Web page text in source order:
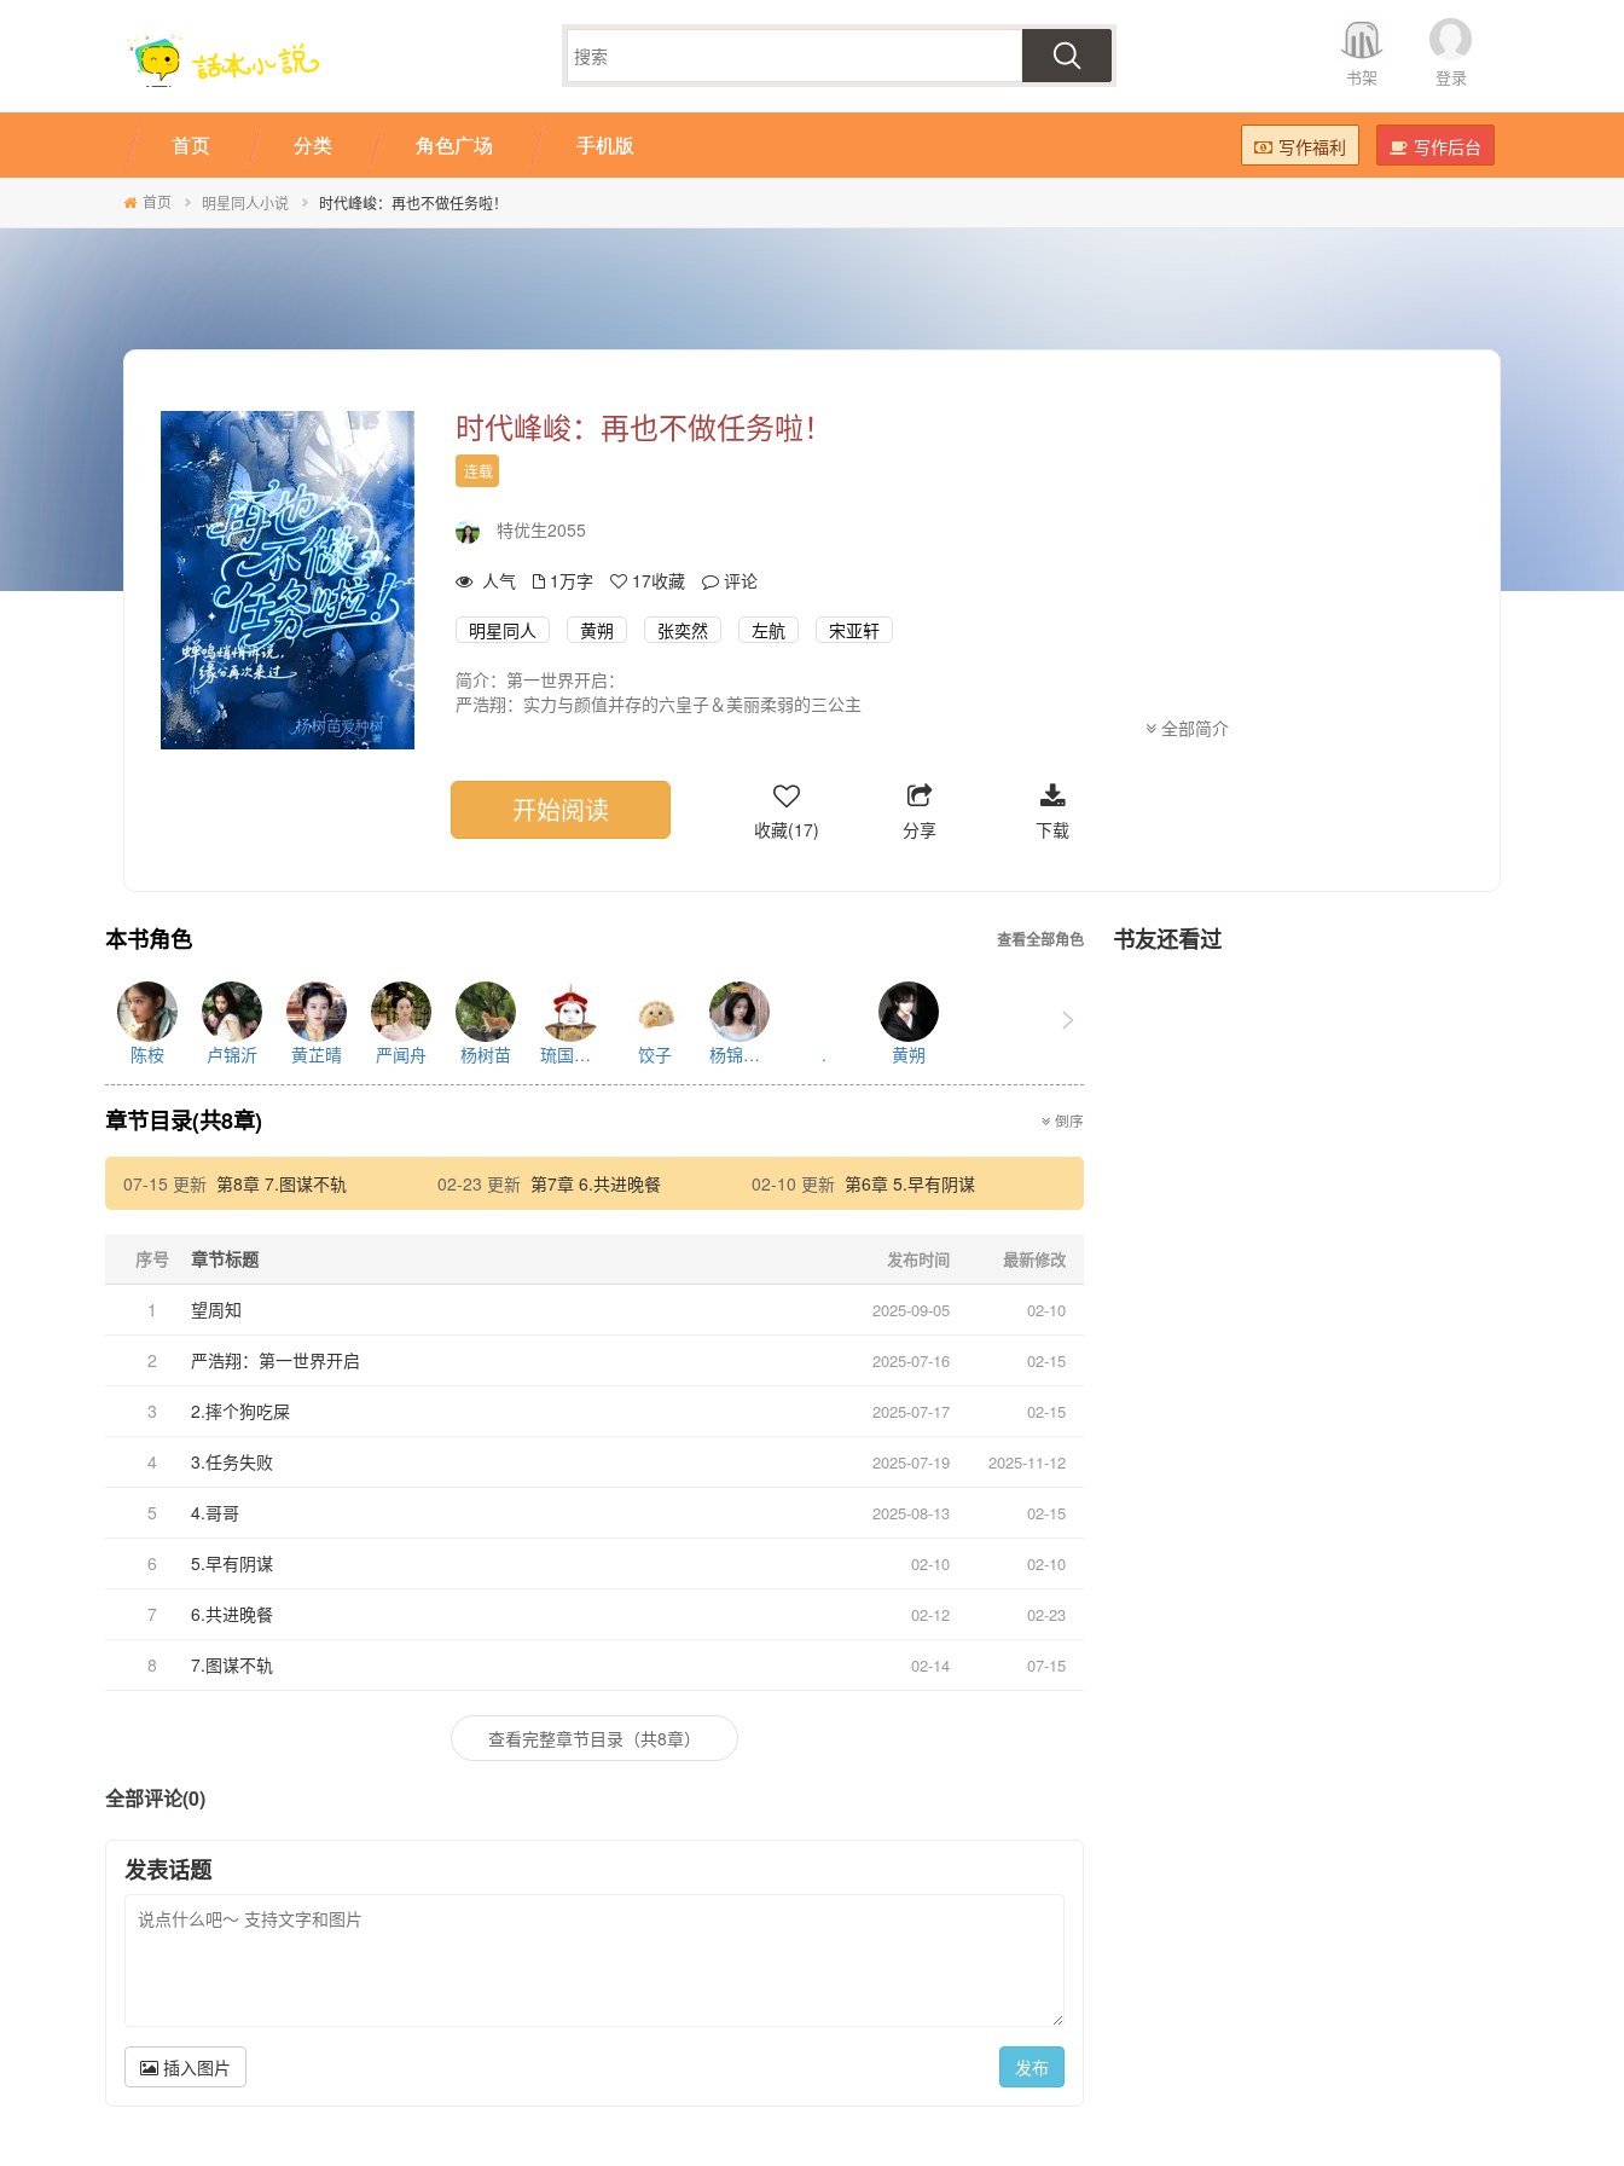
书架 登录
写作福利 写作后台
首页 分类 角色广场 手机版
首页 明星同人小说 时代峰峻：再也不做任务啦！
时代峰峻：再也不做任务啦！
连载
特优生2055
人气 1万字 17收藏 评论
明星同人 黄朔 张奕然 左航 宋亚轩
简介：第一世界开启：
严浩翔：实力与颜值并存的六皇子＆美丽柔弱的三公主
全部简介
开始阅读
收藏(17) 分享 下载
本书角色 查看全部角色
陈桉 卢锦沂 黄芷晴 严闻舟 杨树苗 琉国皇帝 饺子 杨锦姝os . 黄朔
>
章节目录(共8章) 倒序
07-15 更新 第8章 7.图谋不轨 02-23 更新 第7章 6.共进晚餐 02-10 更新 第6章 5.早有阴谋
序号 章节标题 发布时间 最新修改
1 望周知 2025-09-05 02-10
2 严浩翔：第一世界开启 2025-07-16 02-15
3 2.摔个狗吃屎 2025-07-17 02-15
4 3.任务失败 2025-07-19 2025-11-12
5 4.哥哥 2025-08-13 02-15
6 5.早有阴谋 02-10 02-10
7 6.共进晚餐 02-12 02-23
8 7.图谋不轨 02-14 07-15
查看完整章节目录（共8章）
全部评论(0)
发表话题
插入图片 发布
书友还看过